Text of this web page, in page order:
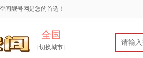
间靓号网是您的首选！
全国
[切换城市]